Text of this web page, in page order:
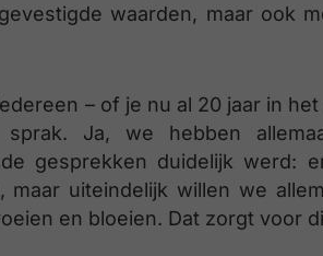
waarden, maar ook
– of je nu al 20 jaar in
Ja, we hebben
gesprekken duidelijk werd:
maar uiteindelijk willen we
en bloeien. Dat zorgt voor